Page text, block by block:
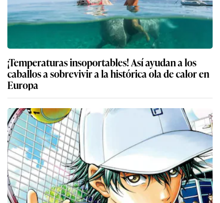
¡Temperaturas insoportables! Así ayudan a los
caballos a sobrevivir a la histórica ola de calor en
Europa